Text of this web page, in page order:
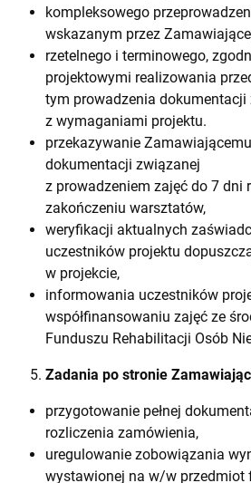
kompleksowego
wskazanym przez
rzetelnego i terminowego,
projektowymi realizowania
tym prowadzenia dokumentacji
z wymaganiami projektu.
przekazywanie
dokumentacji związanej
z prowadzeniem zajęć do 7 dni
zakończeniu warsztatów,
weryfikacji aktualnych
uczestników projektu
w projekcie,
informowania uczestników
współfinansowaniu zajęć ze
Funduszu Rehabilitacji Osób
Zadania po stronie
przygotowanie pełnej
rozliczenia zamówienia,
uregulowanie zobowiązania
wystawionej na w/w przedmiot